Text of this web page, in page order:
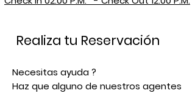
Realiza tu Reservación
Necesitas ayuda ?
Haz que alguno de nuestros agentes